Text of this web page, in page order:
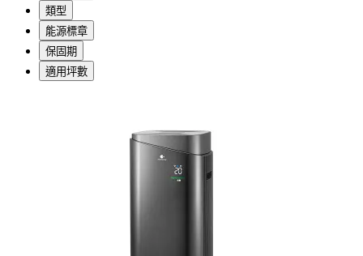
類型
能源標章
保固期
適用坪數